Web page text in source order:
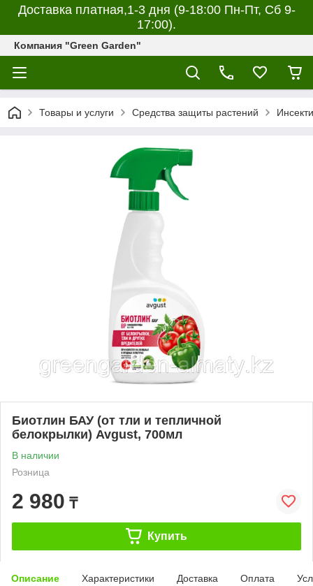
Доставка платная,1-3 дня (9-18:00 Пн-Пт, Сб 9-
17:00).
Компания "Green Garden"
Товары и услуги Средства защиты растений
Биотлин БАУ (от тли и тепличной
белокрылки) Avgust, 700мл
В наличии
Розница
2 980 ₸
Купить
Описание Характеристики Доставка Оплата